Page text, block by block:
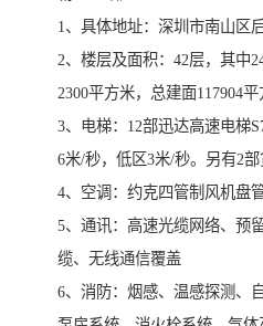
1、具体地址：深圳市南山区
2、楼层及面积：42层，其中
2300平方米，总建面117904平
3、电梯：12部迅达高速电梯
6米/秒，低区3米/秒。另有2
4、空调：约克四管制风机盘
5、通讯：高速光缆网络、预
缆、无线通信覆盖
6、消防：烟感、温感探测、